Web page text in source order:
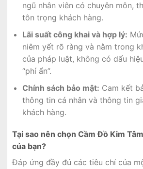
ngũ nhân viên có chuyên môn,
tôn trọng khách hàng.
Lãi suất công khai và hợp lý:
niêm yết rõ ràng và nằm trong
của pháp luật, không có dấu
“phí ẩn”.
Chính sách bảo mật: Cam kết
thông tin cá nhân và thông tin
khách hàng.
Tại sao nên chọn Cầm Đồ Kim
của bạn?
Đáp ứng đầy đủ các tiêu chí của